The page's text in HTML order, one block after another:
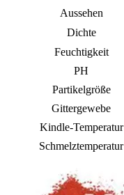
Aussehen
Dichte
Feuchtigkeit
PH
Partikelgröße
Gittergewebe
Kindle-Temperatur
Schmelztemperatur